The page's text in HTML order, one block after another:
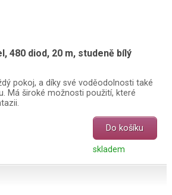
480 diod, 20 m, studeně bílý
pokoj, a díky své voděodolnosti také
Má široké možnosti použití, které
Do košíku
skladem